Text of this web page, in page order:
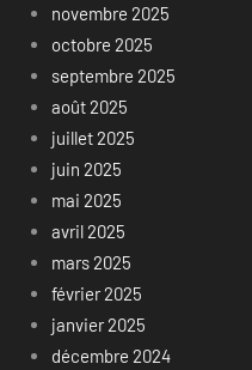
novembre 2025
octobre 2025
septembre 2025
août 2025
juillet 2025
juin 2025
mai 2025
avril 2025
mars 2025
février 2025
janvier 2025
décembre 2024